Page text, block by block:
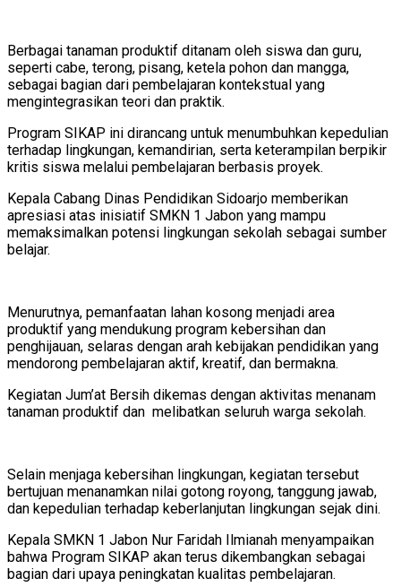
Berbagai tanaman produktif ditanam oleh siswa dan guru,
seperti cabe, terong, pisang, ketela pohon dan mangga,
sebagai bagian dari pembelajaran kontekstual yang
mengintegrasikan teori dan praktik.
Program SIKAP ini dirancang untuk menumbuhkan kepedulian
terhadap lingkungan, kemandirian, serta keterampilan berpikir
kritis siswa melalui pembelajaran berbasis proyek.
Kepala Cabang Dinas Pendidikan Sidoarjo memberikan
apresiasi atas inisiatif SMKN 1 Jabon yang mampu
memaksimalkan potensi lingkungan sekolah sebagai sumber
belajar.
Menurutnya, pemanfaatan lahan kosong menjadi area
produktif yang mendukung program kebersihan dan
penghijauan, selaras dengan arah kebijakan pendidikan yang
mendorong pembelajaran aktif, kreatif, dan bermakna.
Kegiatan Jum’at Bersih dikemas dengan aktivitas menanam
tanaman produktif dan melibatkan seluruh warga sekolah.
Selain menjaga kebersihan lingkungan, kegiatan tersebut
bertujuan menanamkan nilai gotong royong, tanggung jawab,
dan kepedulian terhadap keberlanjutan lingkungan sejak dini.
Kepala SMKN 1 Jabon Nur Faridah Ilmianah menyampaikan
bahwa Program SIKAP akan terus dikembangkan sebagai
bagian dari upaya peningkatan kualitas pembelajaran.